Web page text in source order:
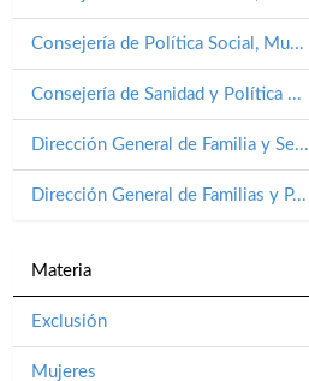
Consejería de Política Social, Mu...
Consejería de Sanidad y Política ...
Dirección General de Familia y Se...
Dirección General de Familias y P...
Materia
Exclusión
Mujeres